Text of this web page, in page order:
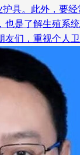
具。此外，要
也是了解生殖系
们，重视个人